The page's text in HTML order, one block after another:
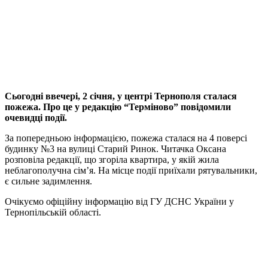
Сьогодні ввечері, 2 січня, у центрі Тернополя сталася
пожежа. Про це у редакцію “Терміново” повідомили
очевидці події.
За попередньою інформацією, пожежа сталася на 4 поверсі
будинку №3 на вулиці Старий Ринок. Читачка Оксана
розповіла редакції, що згоріла квартира, у якій жила
неблагополучна сім’я. На місце події приїхали рятувальники,
є сильне задимлення.
Очікуємо офіційну інформацію від ГУ ДСНС України у
Тернопільській області.